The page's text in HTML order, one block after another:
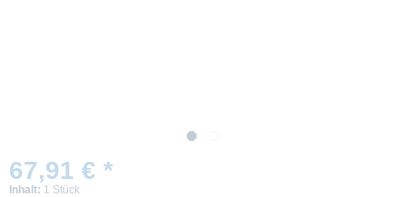
67,91 € *
Inhalt: 1 Stück